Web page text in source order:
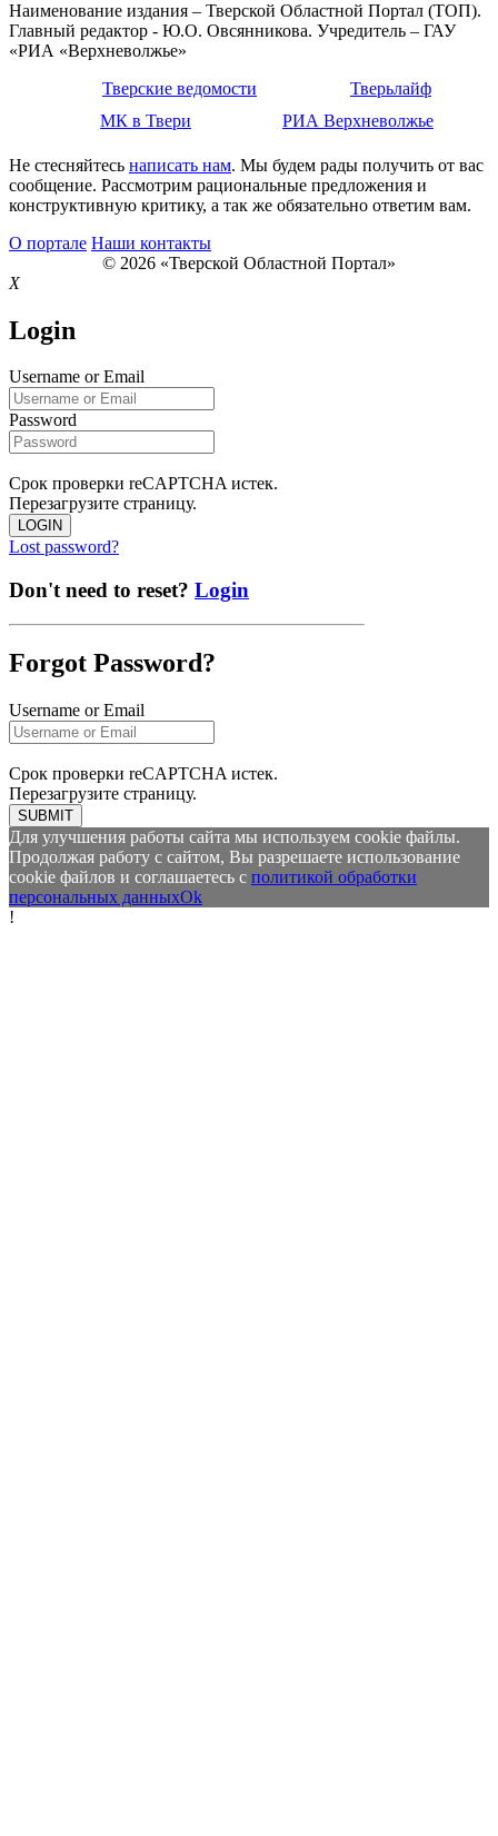
Наименование издания – Тверской Областной Портал (ТОП).
Главный редактор - Ю.О. Овсянникова. Учредитель – ГАУ
«РИА «Верхневолжье»
Тверские ведомости
Тверьлайф
МК в Твери
РИА Верхневолжье
Не стесняйтесь написать нам. Мы будем рады получить от вас
сообщение. Рассмотрим рациональные предложения и
конструктивную критику, а так же обязательно ответим вам.
О портале Наши контакты
© 2026 «Тверской Областной Портал»
X
Login
Username or Email
Password
Срок проверки reCAPTCHA истек.
Перезагрузите страницу.
LOGIN
Lost password?
Don't need to reset? Login
Forgot Password?
Username or Email
Срок проверки reCAPTCHA истек.
Перезагрузите страницу.
SUBMIT
Для улучшения работы сайта мы используем cookie файлы.
Продолжая работу с сайтом, Вы разрешаете использование
cookie файлов и соглашаетесь с политикой обработки
персональных данныхOk
!